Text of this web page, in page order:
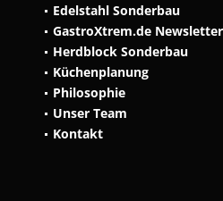
Edelstahl Sonderbau
GastroXtrem.de Newsletter
Herdblock Sonderbau
Küchenplanung
Philosophie
Unser Team
Kontakt